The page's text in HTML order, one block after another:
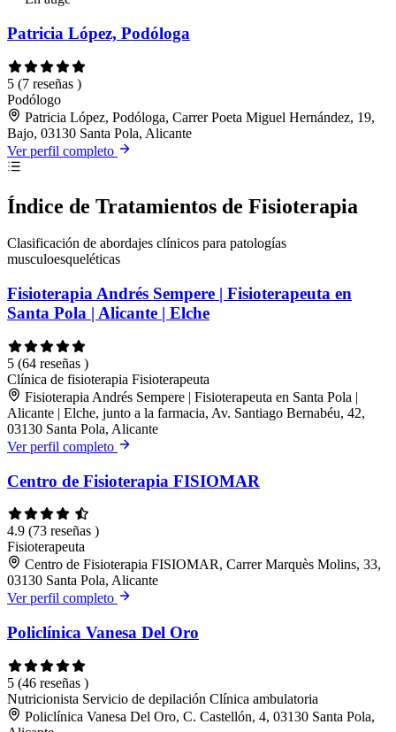
Patricia López, Podóloga
5 (7 reseñas )
Podólogo
Patricia López, Podóloga, Carrer Poeta Miguel Hernández, 19,
Bajo, 03130 Santa Pola, Alicante
Ver perfil completo
Índice de Tratamientos de Fisioterapia
Clasificación de abordajes clínicos para patologías
musculoesqueléticas
Fisioterapia Andrés Sempere | Fisioterapeuta en
Santa Pola | Alicante | Elche
5 (64 reseñas )
Clínica de fisioterapia Fisioterapeuta
Fisioterapia Andrés Sempere | Fisioterapeuta en Santa Pola |
Alicante | Elche, junto a la farmacia, Av. Santiago Bernabéu, 42,
03130 Santa Pola, Alicante
Ver perfil completo
Centro de Fisioterapia FISIOMAR
4.9 (73 reseñas )
Fisioterapeuta
Centro de Fisioterapia FISIOMAR, Carrer Marquès Molins, 33,
03130 Santa Pola, Alicante
Ver perfil completo
Policlínica Vanesa Del Oro
5 (46 reseñas )
Nutricionista Servicio de depilación Clínica ambulatoria
Policlínica Vanesa Del Oro, C. Castellón, 4, 03130 Santa Pola,